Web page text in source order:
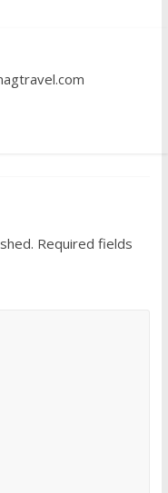
Required fields